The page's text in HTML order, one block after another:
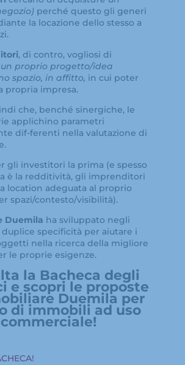
perché questo gli generi
la locazione dello stesso a
, di contro, vogliosi di
un proprio progetto/idea
spazio, in affitto, in cui poter
propria impresa.
che, benché sinergiche, le
applichino parametri
dif-ferenti nella valutazione di
gli investitori la prima (e spesso
è la redditività, gli imprenditori
location adeguata al proprio
spazi/contesto/visibilità).
Duemila ha sviluppato negli
specificità per aiutare i
nella ricerca della migliore
le proprie esigenze.
la Bacheca degli
e scopri le proposte
Duemila per
di immobili ad uso
commerciale!